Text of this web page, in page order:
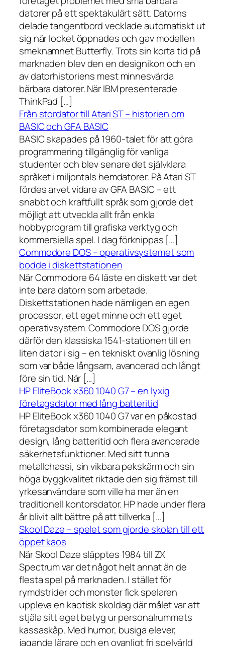
datorer på ett spektakulärt sätt. Datorns
delade tangentbord vecklade automatiskt ut
sig när locket öppnades och gav modellen
smeknamnet Butterfly. Trots sin korta tid på
marknaden blev den en designikon och en
av datorhistoriens mest minnesvärda
bärbara datorer. När IBM presenterade
ThinkPad […]
Från stordator till Atari ST – historien om
BASIC och GFA BASIC
BASIC skapades på 1960-talet för att göra
programmering tillgänglig för vanliga
studenter och blev senare det självklara
språket i miljontals hemdatorer. På Atari ST
fördes arvet vidare av GFA BASIC – ett
snabbt och kraftfullt språk som gjorde det
möjligt att utveckla allt från enkla
hobbyprogram till grafiska verktyg och
kommersiella spel. I dag förknippas […]
Commodore DOS – operativsystemet som
bodde i diskettstationen
När Commodore 64 läste en diskett var det
inte bara datorn som arbetade.
Diskettstationen hade nämligen en egen
processor, ett eget minne och ett eget
operativsystem. Commodore DOS gjorde
därför den klassiska 1541-stationen till en
liten dator i sig – en tekniskt ovanlig lösning
som var både långsam, avancerad och långt
före sin tid. När […]
HP EliteBook x360 1040 G7 – en lyxig
företagsdator med lång batteritid
HP EliteBook x360 1040 G7 var en påkostad
företagsdator som kombinerade elegant
design, lång batteritid och flera avancerade
säkerhetsfunktioner. Med sitt tunna
metallchassi, sin vikbara pekskärm och sin
höga byggkvalitet riktade den sig främst till
yrkesanvändare som ville ha mer än en
traditionell kontorsdator. HP hade under flera
år blivit allt bättre på att tillverka […]
Skool Daze – spelet som gjorde skolan till ett
öppet kaos
När Skool Daze släpptes 1984 till ZX
Spectrum var det något helt annat än de
flesta spel på marknaden. I stället för
rymdstrider och monster fick spelaren
uppleva en kaotisk skoldag där målet var att
stjäla sitt eget betyg ur personalrummets
kassaskåp. Med humor, busiga elever,
jagande lärare och en ovanligt fri spelvärld